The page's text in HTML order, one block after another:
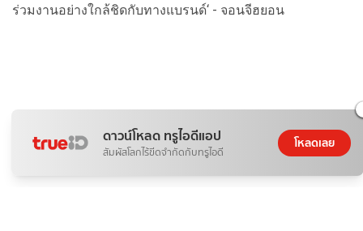
ร่วมงานอย่างใกล้ชิดกับทางแบรนด์‘ - จอนจีฮยอน
ดาวน์โหลด ทรูไอดีแอป
สัมผัสโลกไร้ขีดจำกัดกับทรูไอดี
โหลดเลย